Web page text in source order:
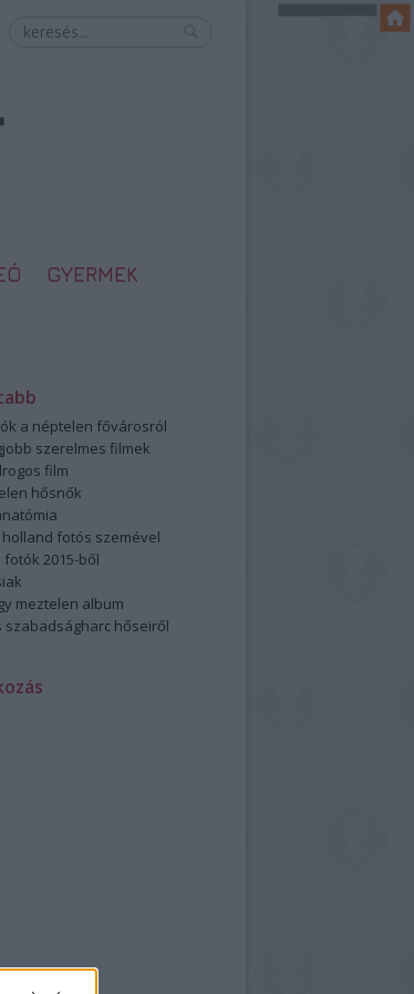
GYERMEK
a néptelen fővárosról
szerelmes filmek
film
hősnők
fotós szemével
2015-ből
meztelen album
szabadságharc hőseiről